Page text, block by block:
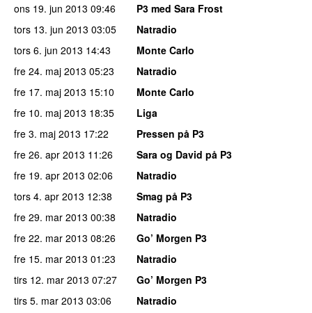
ons 19. jun 2013 09:46
P3 med Sara Frost
tors 13. jun 2013 03:05
Natradio
tors 6. jun 2013 14:43
Monte Carlo
fre 24. maj 2013 05:23
Natradio
fre 17. maj 2013 15:10
Monte Carlo
fre 10. maj 2013 18:35
Liga
fre 3. maj 2013 17:22
Pressen på P3
fre 26. apr 2013 11:26
Sara og David på P3
fre 19. apr 2013 02:06
Natradio
tors 4. apr 2013 12:38
Smag på P3
fre 29. mar 2013 00:38
Natradio
fre 22. mar 2013 08:26
Go’ Morgen P3
fre 15. mar 2013 01:23
Natradio
tirs 12. mar 2013 07:27
Go’ Morgen P3
tirs 5. mar 2013 03:06
Natradio